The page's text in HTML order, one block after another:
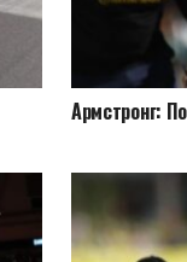
Армстронг: